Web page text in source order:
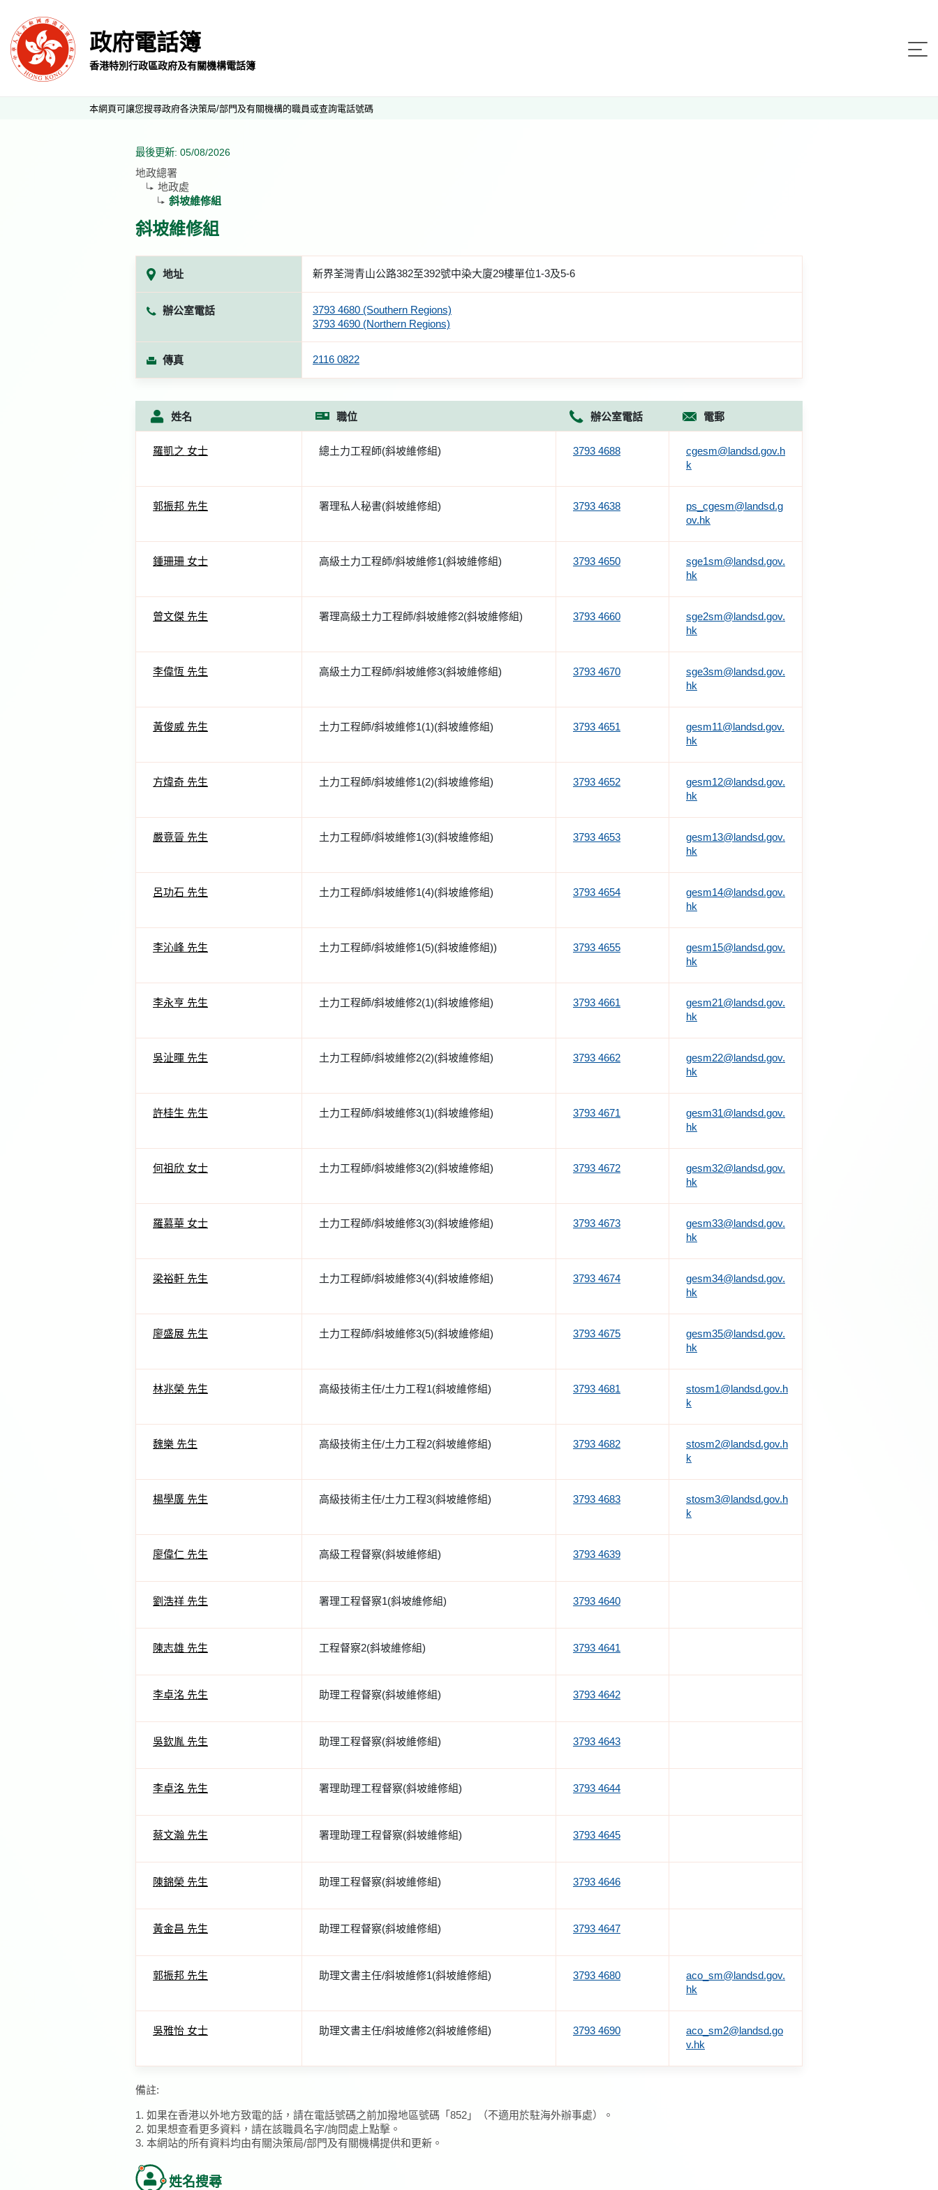
政府電話簿
香港特別行政區政府及有關機構電話簿
本網頁可讓您搜尋政府各決策局/部門及有關機構的職員或查詢電話號碼
最後更新: 05/08/2026
地政總署
地政處
斜坡維修組
斜坡維修組
地址 新界荃灣青山公路382至392號中染大廈29樓單位1-3及5-6
辦公室電話
3793 4680 (Southern Regions)
3793 4690 (Northern Regions)
傳真 2116 0822
姓名 職位 辦公室電話 電郵
羅凱之 女士 總土力工程師(斜坡維修組) 3793 4688
cgesm@landsd.gov.h
k
郭振邦 先生 署理私人秘書(斜坡維修組) 3793 4638
ps_cgesm@landsd.g
ov.hk
鍾珊珊 女士 高級土力工程師/斜坡維修1(斜坡維修組) 3793 4650
sge1sm@landsd.gov.
hk
曾文傑 先生 署理高級土力工程師/斜坡維修2(斜坡維修組) 3793 4660
sge2sm@landsd.gov.
hk
李偉恆 先生 高級土力工程師/斜坡維修3(斜坡維修組) 3793 4670
sge3sm@landsd.gov.
hk
黃俊威 先生 土力工程師/斜坡維修1(1)(斜坡維修組) 3793 4651
gesm11@landsd.gov.
hk
方煒奇 先生 土力工程師/斜坡維修1(2)(斜坡維修組) 3793 4652
gesm12@landsd.gov.
hk
嚴竟晉 先生 土力工程師/斜坡維修1(3)(斜坡維修組) 3793 4653
gesm13@landsd.gov.
hk
呂功石 先生 土力工程師/斜坡維修1(4)(斜坡維修組) 3793 4654
gesm14@landsd.gov.
hk
李沁峰 先生 土力工程師/斜坡維修1(5)(斜坡維修組)) 3793 4655
gesm15@landsd.gov.
hk
李永亨 先生 土力工程師/斜坡維修2(1)(斜坡維修組) 3793 4661
gesm21@landsd.gov.
hk
吳沚暉 先生 土力工程師/斜坡維修2(2)(斜坡維修組) 3793 4662
gesm22@landsd.gov.
hk
許桂生 先生 土力工程師/斜坡維修3(1)(斜坡維修組) 3793 4671
gesm31@landsd.gov.
hk
何祖欣 女士 土力工程師/斜坡維修3(2)(斜坡維修組) 3793 4672
gesm32@landsd.gov.
hk
羅慕華 女士 土力工程師/斜坡維修3(3)(斜坡維修組) 3793 4673
gesm33@landsd.gov.
hk
梁裕軒 先生 土力工程師/斜坡維修3(4)(斜坡維修組) 3793 4674
gesm34@landsd.gov.
hk
廖盛展 先生 土力工程師/斜坡維修3(5)(斜坡維修組) 3793 4675
gesm35@landsd.gov.
hk
林兆榮 先生 高級技術主任/土力工程1(斜坡維修組) 3793 4681
stosm1@landsd.gov.h
k
魏樂 先生 高級技術主任/土力工程2(斜坡維修組) 3793 4682
stosm2@landsd.gov.h
k
楊學廣 先生 高級技術主任/土力工程3(斜坡維修組) 3793 4683
stosm3@landsd.gov.h
k
廖偉仁 先生 高級工程督察(斜坡維修組) 3793 4639
劉浩祥 先生 署理工程督察1(斜坡維修組) 3793 4640
陳志雄 先生 工程督察2(斜坡維修組) 3793 4641
李卓洺 先生 助理工程督察(斜坡維修組) 3793 4642
吳欽胤 先生 助理工程督察(斜坡維修組) 3793 4643
李卓洺 先生 署理助理工程督察(斜坡維修組) 3793 4644
蔡文瀚 先生 署理助理工程督察(斜坡維修組) 3793 4645
陳錦榮 先生 助理工程督察(斜坡維修組) 3793 4646
黃金昌 先生 助理工程督察(斜坡維修組) 3793 4647
郭振邦 先生 助理文書主任/斜坡維修1(斜坡維修組) 3793 4680
aco_sm@landsd.gov.
hk
吳雅怡 女士 助理文書主任/斜坡維修2(斜坡維修組) 3793 4690
aco_sm2@landsd.go
v.hk
備註:
1. 如果在香港以外地方致電的話，請在電話號碼之前加撥地區號碼「852」（不適用於駐海外辦事處）。
2. 如果想查看更多資料，請在該職員名字/詢問處上點擊。
3. 本網站的所有資料均由有關決策局/部門及有關機構提供和更新。
姓名搜尋